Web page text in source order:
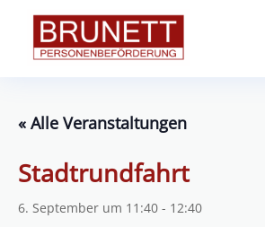
« Alle Veranstaltungen
Stadtrundfahrt
6. September um 11:40 - 12:40